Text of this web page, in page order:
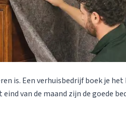
is. Een verhuisbedrijf boek je het
van de maand zijn de goede